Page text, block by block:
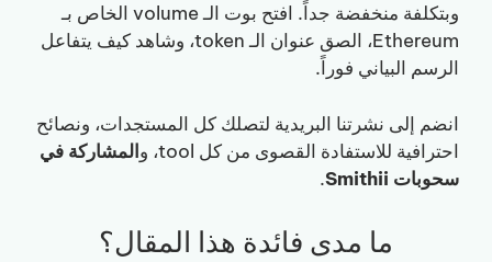
وبتكلفة منخفضة جداً. افتح بوت الـ volume الخاص بـ
Ethereum، الصق عنوان الـ token، وشاهد كيف يتفاعل
الرسم البياني فوراً.
انضم إلى نشرتنا البريدية لتصلك كل المستجدات، ونصائح
احترافية للاستفادة القصوى من كل tool، و
المشاركة في
سحوبات Smithii
.
ما مدى فائدة هذا المقال؟